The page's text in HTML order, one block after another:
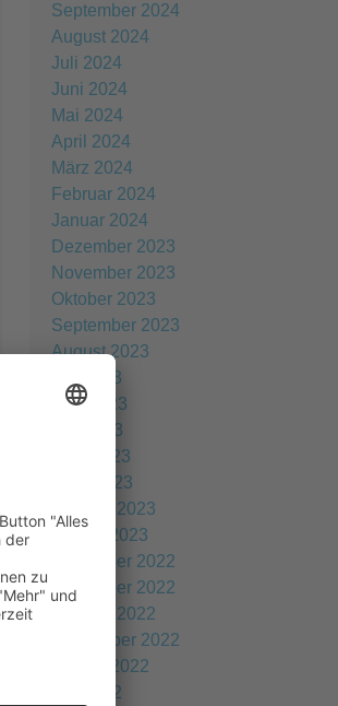
September 2024
August 2024
Juli 2024
Juni 2024
Mai 2024
April 2024
März 2024
Februar 2024
Januar 2024
Dezember 2023
November 2023
Oktober 2023
September 2023
August 2023
Juli 2023
Juni 2023
Mai 2023
April 2023
März 2023
Februar 2023
Januar 2023
Dezember 2022
November 2022
Oktober 2022
September 2022
August 2022
Juli 2022